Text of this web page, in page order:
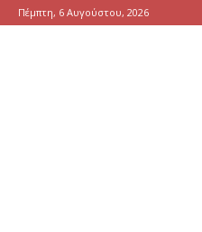
Πέμπτη, 6 Αυγούστου, 2026